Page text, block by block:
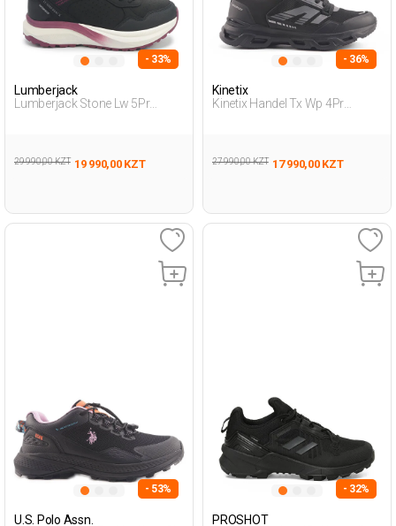
- 33%
Lumberjack
Lumberjack Stone Lw 5Pr
29 990,00 KZT 19 990,00 KZT
- 36%
Kinetix
Kinetix Handel Tx Wp 4Pr
27 990,00 KZT 17 990,00 KZT
- 53%
U.S. Polo Assn.
- 32%
PROSHOT